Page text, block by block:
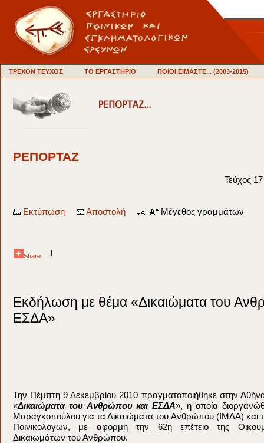
ΤΡΕΧΟΝ ΤΕΥΧΟΣ ΤΟ ΕΡΓΑΣΤΗΡΙΟ ΠΟΙΟΙ ΕΙΜΑΣΤΕ... (2003-2015)
ΡΕΠΟΡΤΑΖ
Τεύχος
Εκτύπωση Αποστολή Μέγεθος γραμμάτων
Share |
Εκδήλωση με θέμα «Δικαιώματα του
ΕΣΔΑ»
Την Πέμπτη 9 Δεκεμβρίου 2010 πραγματοποιήθηκε στην
«Δικαιώματα του Ανθρώπου και ΕΣΔΑ», η οποία
Μαραγκοπούλου για τα Δικαιώματα του Ανθρώπου (ΙΜΔΑ)
Ποινικολόγων, με αφορμή την 62η επέτειο της
Δικαιωμάτων του Ανθρώπου.